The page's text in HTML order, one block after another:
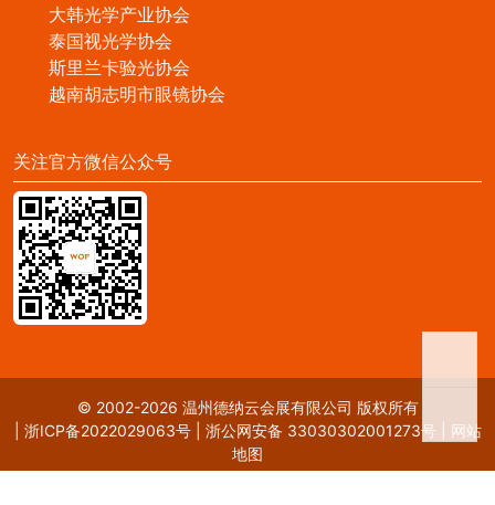
大韩光学产业协会
泰国视光学协会
斯里兰卡验光协会
越南胡志明市眼镜协会
关注官方微信公众号
© 2002-2026 温州德纳云会展有限公司 版权所有
浙ICP备2022029063号| 浙公网安备 33030302001273号
网站
地图